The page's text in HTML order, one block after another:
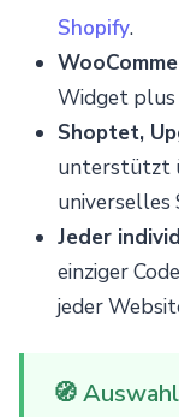
Shopify.
Widget plus
Shoptet,
unterstützt
universelles
Jeder
einziger
jeder
🧭